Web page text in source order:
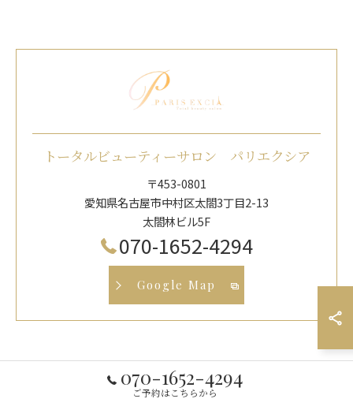
トータルビューティーサロン パリエクシア
〒453-0801
愛知県名古屋市中村区太閤3丁目2-13
太閤林ビル5F
070-1652-4294
Google Map
070-1652-4294
ご予約はこちらから